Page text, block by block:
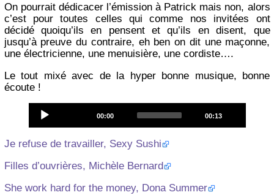
On pourrait dédicacer l’émission à Patrick mais non, alors
c’est pour toutes celles qui comme nos invitées ont
décidé quoiqu’ils en pensent et qu’ils en disent, que
jusqu’à preuve du contraire, eh ben on dit une maçonne,
une électricienne, une menuisière, une cordiste….
Le tout mixé avec de la hyper bonne musique, bonne
écoute !
Player
Current
00:00
Total
00:13
Je refuse de travailler, Sexy Sushi
Filles d’ouvrières, Michèle Bernard
She work hard for the money, Dona Summer